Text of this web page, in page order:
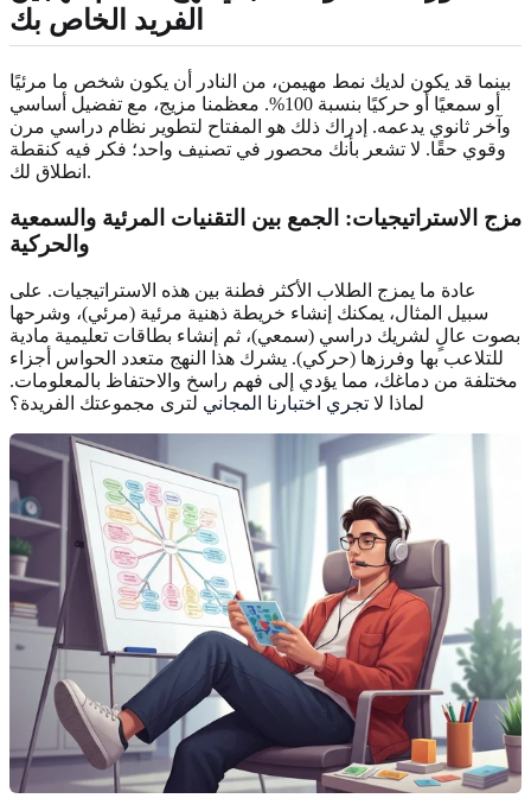
الفريد الخاص بك
بينما قد يكون لديك نمط مهيمن، من النادر أن يكون شخص ما مرئيًا
أو سمعيًا أو حركيًا بنسبة 100%. معظمنا مزيج، مع تفضيل أساسي
وآخر ثانوي يدعمه. إدراك ذلك هو المفتاح لتطوير نظام دراسي مرن
وقوي حقًا. لا تشعر بأنك محصور في تصنيف واحد؛ فكر فيه كنقطة
انطلاق لك.
مزج الاستراتيجيات: الجمع بين التقنيات المرئية والسمعية
والحركية
عادة ما يمزج الطلاب الأكثر فطنة بين هذه الاستراتيجيات. على
سبيل المثال، يمكنك إنشاء خريطة ذهنية مرئية (مرئي)، وشرحها
بصوت عالٍ لشريك دراسي (سمعي)، ثم إنشاء بطاقات تعليمية مادية
للتلاعب بها وفرزها (حركي). يشرك هذا النهج متعدد الحواس أجزاء
مختلفة من دماغك، مما يؤدي إلى فهم راسخ والاحتفاظ بالمعلومات.
لماذا لا تجري اختبارنا المجاني لترى مجموعتك الفريدة؟